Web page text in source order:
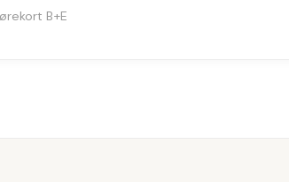
B+E